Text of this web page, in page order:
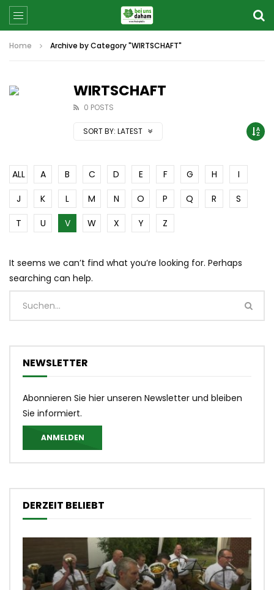
Home Archive by Category "WIRTSCHAFT"
WIRTSCHAFT
0 POSTS
SORT BY: LATEST
ALL A B C D E F G H
I
J
K L M N O P Q R
S
T
U V W X Y Z
It seems we can’t find what you’re looking for. Perhaps
searching can help.
NEWSLETTER
Abonnieren Sie hier unseren Newsletter und bleiben
Sie informiert.
ANMELDEN
DERZEIT BELIEBT